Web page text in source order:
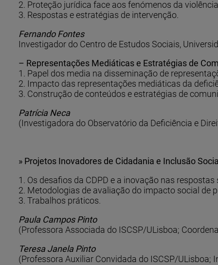
2. Proteção jurídica face aos fenómenos da
3. Respostas e estratégias de intervenção.
Fernando Fontes
Investigador do Centro de Estudos Sociais,
– Representações Mediáticas e Estratégias de
1. Papel dos media na disseminação de
2. Impacto das representações mediáticas da
3. Construção de conteúdos e estratégias de
Patrícia Neca
(Investigadora do Observatório da Deficiência e
» Projetos Inovadores de Cidadania e Inclusão
1. Os desafios da CDPD e a inovação nas respostas
2. Metodologias de avaliação do impacto social de
3. Trabalhos práticos.
Paula Campos Pinto
(Professora Associada do ISCSP/ULisboa;
Teresa Janela Pinto
(Professora Auxiliar Convidada do ISCSP/ULisboa;